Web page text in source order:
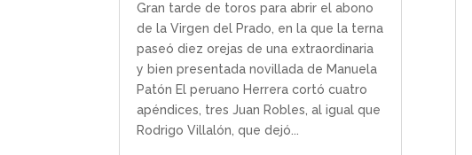
Gran tarde de toros para abrir el abono
de la Virgen del Prado, en la que la terna
paseó diez orejas de una extraordinaria
y bien presentada novillada de Manuela
Patón El peruano Herrera cortó cuatro
apéndices, tres Juan Robles, al igual que
Rodrigo Villalón, que dejó...